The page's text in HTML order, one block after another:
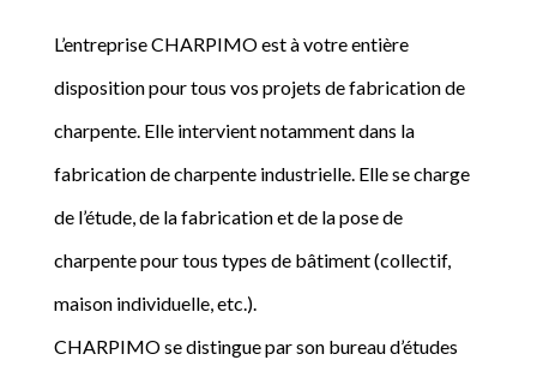
L’entreprise CHARPIMO est à votre entière
disposition pour tous vos projets de fabrication de
charpente. Elle intervient notamment dans la
fabrication de charpente industrielle. Elle se charge
de l’étude, de la fabrication et de la pose de
charpente pour tous types de bâtiment (collectif,
maison individuelle, etc.).
CHARPIMO se distingue par son bureau d’études